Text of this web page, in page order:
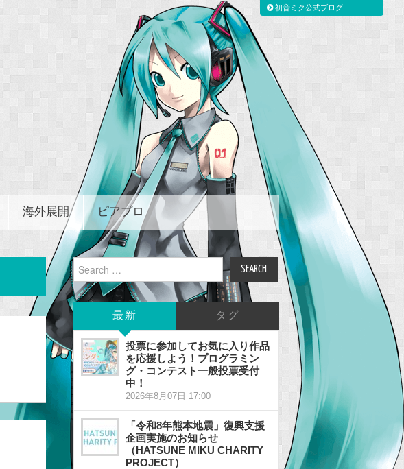
海外展開 ピアプロ
Search
for:
最新 タグ
投票に参加してお気に入り作品
を応援しよう！プログラミン
グ・コンテスト一般投票受付
中！
2026年8月07日 17:00
「令和8年熊本地震」復興支援
企画実施のお知らせ
（HATSUNE MIKU CHARITY
PROJECT）
初音ミク公式ブログ